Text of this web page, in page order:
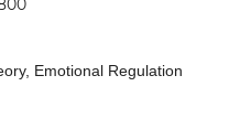
Emotional Regulation